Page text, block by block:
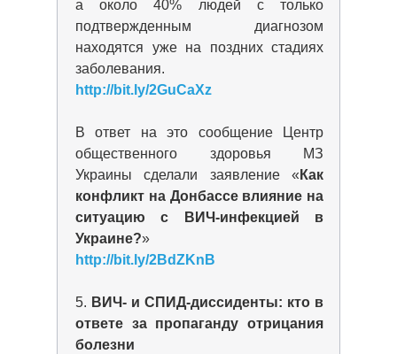
а около 40% людей с только
подтвержденным диагнозом
находятся уже на поздних стадиях
заболевания.
http://bit.ly/2GuCaXz
В ответ на это сообщение Центр
общественного здоровья МЗ
Украины сделали заявление « Как
конфликт на Донбассе влияние на
ситуацию с ВИЧ-инфекцией в
Украине?»
http://bit.ly/2BdZKnB
5. ВИЧ- и СПИД-диссиденты: кто в
ответе за пропаганду отрицания
болезни